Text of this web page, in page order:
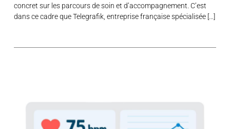
concret sur les parcours de soin et d’accompagnement. C’est
dans ce cadre que Telegrafik, entreprise française spécialisée […]